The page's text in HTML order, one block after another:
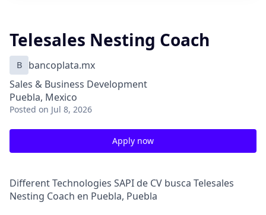
Telesales Nesting Coach
B
bancoplata.mx
Sales & Business Development
Puebla, Mexico
Posted on Jul 8, 2026
Apply now
Different Technologies SAPI de CV busca Telesales
Nesting Coach en Puebla, Puebla